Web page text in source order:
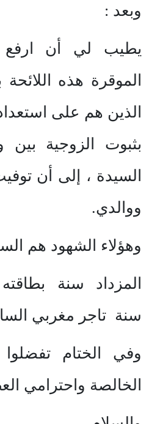
وبعد :
يطيب لي أن ارفع
الموقرة هذه
الذين هم على
بثبوت الزوجية بين
السيدة ، إلى أن
ووالدي.
وهؤلاء الشهود هم
المزداد سنة
سنة تاجر مغربي
وفي الختام تفضلوا
الخالصة واحترامي